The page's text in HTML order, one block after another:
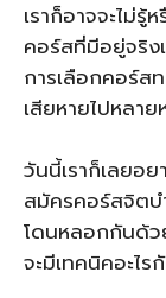
เราก็อาจจะไม่รู้
คอร์สที่มีอยู่จริง
การเลือกคอร์ส
เสียหายไปหลาย
วันนี้เราก็เลย
สมัครคอร์สจิต
โดนหลอกกันด้
จะมีเทคนิคอะไร